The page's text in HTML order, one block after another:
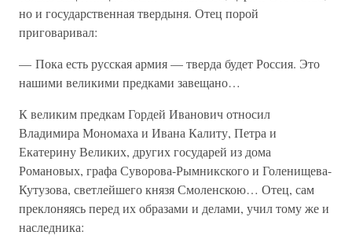
но и государственная твердыня. Отец порой
приговаривал:
— Пока есть русская армия — тверда будет Россия. Это
нашими великими предками завещано…
К великим предкам Гордей Иванович относил
Владимира Мономаха и Ивана Калиту, Петра и
Екатерину Великих, других государей из дома
Романовых, графа Суворова-Рымникского и Голенищева-
Кутузова, светлейшего князя Смоленскою… Отец, сам
преклоняясь перед их образами и делами, учил тому же и
наследника: